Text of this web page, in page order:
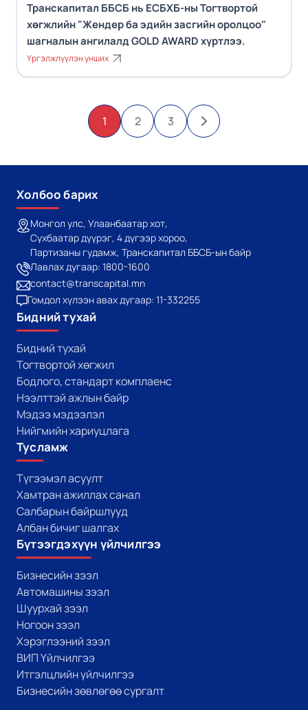
Транскапитал ББСБ нь ЕСБХБ-ны Тогтвортой
хөгжлийн "Жендер ба эдийн засгийн оролцоо"
шагналын ангилалд GOLD AWARD хүртлээ.
Үргэлжлүүлэн унших
1 2 3
Холбоо барих
Монгол улс, Улаанбаатар хот,
Сүхбаатар дүүрэг, 4 дүгээр хороо,
Партизаны гудамж, Транскапитал ББСБ-ын байр
Лавлах дугаар: 1800-1600
contact@transcapital.mn
Гомдол хүлээн авах дугаар: 11-332255
Бидний тухай
Бидний тухай
Тогтвортой хөгжил
Бодлого, стандарт комплаенс
Нээлттэй ажлын байр
Мэдээ мэдээлэл
Нийгмийн хариуцлага
Тусламж
Түгээмэл асуулт
Хамтран ажиллах санал
Салбарын байршлууд
Албан бичиг шалгах
Бүтээгдэхүүн үйлчилгээ
Бизнесийн зээл
Автомашины зээл
Шуурхай зээл
Ногоон зээл
Хэрэглээний зээл
ВИП Үйлчилгээ
Итгэлцлийн үйлчилгээ
Бизнесийн зөвлөгөө сургалт